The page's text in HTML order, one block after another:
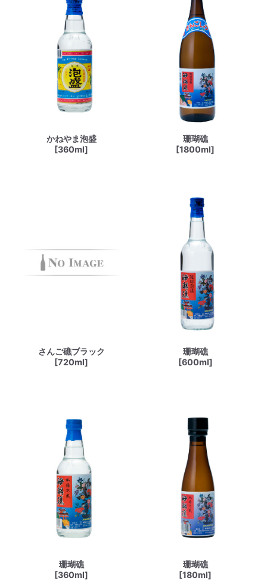
かねやま泡盛
[360ml]
珊瑚礁
[1800ml]
さんご礁ブラック
[720ml]
珊瑚礁
[600ml]
珊瑚礁
[360ml]
珊瑚礁
[180ml]